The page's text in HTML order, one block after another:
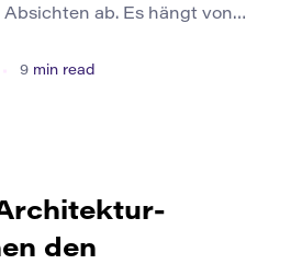
ab. Es hängt von
Teams,
dass es die Teilnahme
Feedback sammelt. Eine […]
9 min read
den